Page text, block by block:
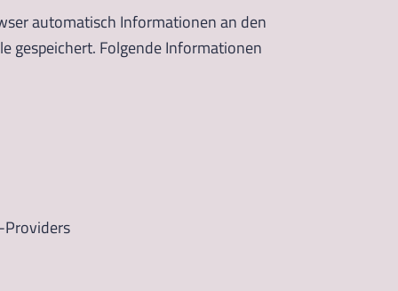
automatisch Informationen an den
gespeichert. Folgende Informationen
Providers